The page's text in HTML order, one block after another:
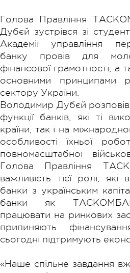
Голова Правління
Дубєй зустрівся зі
Академії управління
банку провів для
фінансової грамотності, а
основними принципами
сектору України.
Володимир Дубєй розповів
функції банків, які ті
країни, так і на
особливості їхньої
повномасштабної
Голова Правління
важливість тієї ролі, які
банки з українським
банки як
працювати на ринкових
припиняють
сьогодні підтримують
«Наше спільне завдання